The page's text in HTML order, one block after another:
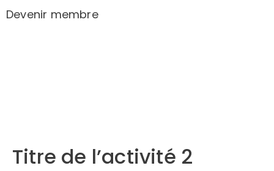
Devenir membre
Titre de l’activité 2